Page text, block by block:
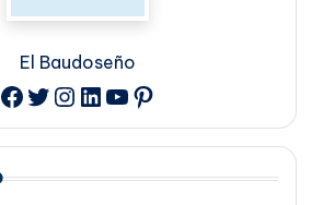
El Baudoseño
Facebook
Twitter
Instagram
LinkedIn
YouTube
Pinterest